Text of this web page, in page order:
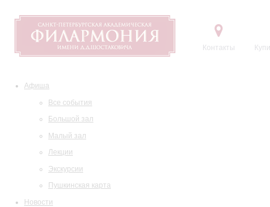
Контакты
Афиша
Все события
Большой зал
Малый зал
Лекции
Экскурсии
Пушкинская карта
Новости